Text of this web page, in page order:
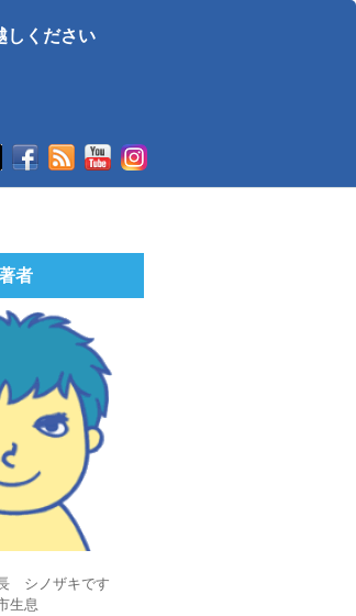
しください
者
シノザキです
生息